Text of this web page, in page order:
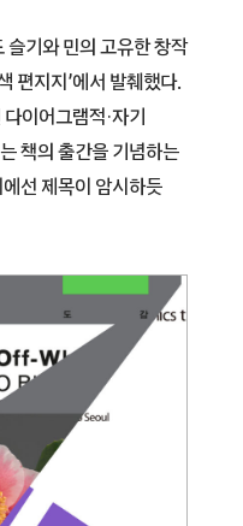
슬기와 민의 고유한 창작
편지지’에서 발췌했다.
이어그램적·자기
책의 출간을 기념하는
선 제목이 암시하듯